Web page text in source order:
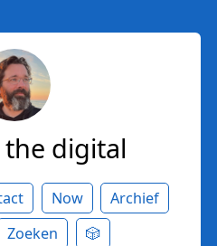
digital
Now
Archief
Zoeken 🎲